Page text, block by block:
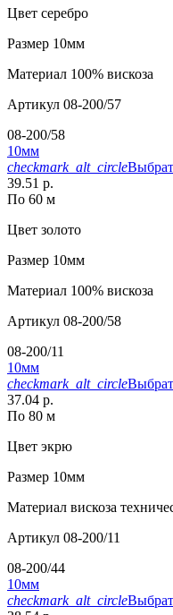
Цвет серебро
Размер 10мм
Материал 100% вискоза
Артикул 08-200/57
08-200/58
10мм
checkmark_alt_circle
39.51 р.
По 60 м
Цвет золото
Размер 10мм
Материал 100% вискоза
Артикул 08-200/58
08-200/11
10мм
checkmark_alt_circle
37.04 р.
По 80 м
Цвет экрю
Размер 10мм
Материал вискоза
Артикул 08-200/11
08-200/44
10мм
checkmark_alt_circle